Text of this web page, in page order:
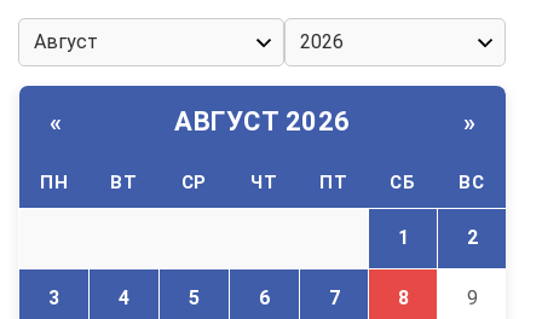
« АВГУСТ 2026 »
ПН ВТ СР ЧТ ПТ СБ ВС
1 2
3 4 5 6 7 8 9